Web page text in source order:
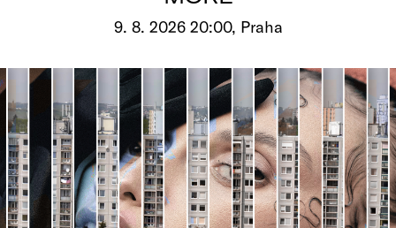
Vše o ČT
9. 8. 2026 20:00, Praha